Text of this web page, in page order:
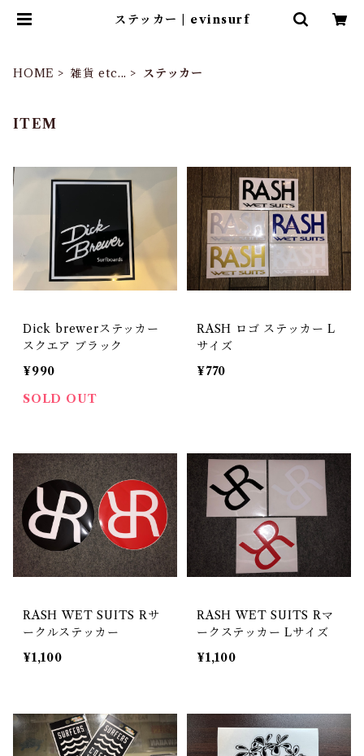
ステッカー | evinsurf
HOME 雑貨 etc... ステッカー
ITEM
Dick brewerステッカー
スクエア ブラック
¥990
SOLD OUT
RASH ロゴ ステッカー L
サイズ
¥770
RASH WET SUITS Rサ
ークルステッカー
¥1,100
RASH WET SUITS Rマ
ークステッカー Lサイズ
¥1,100